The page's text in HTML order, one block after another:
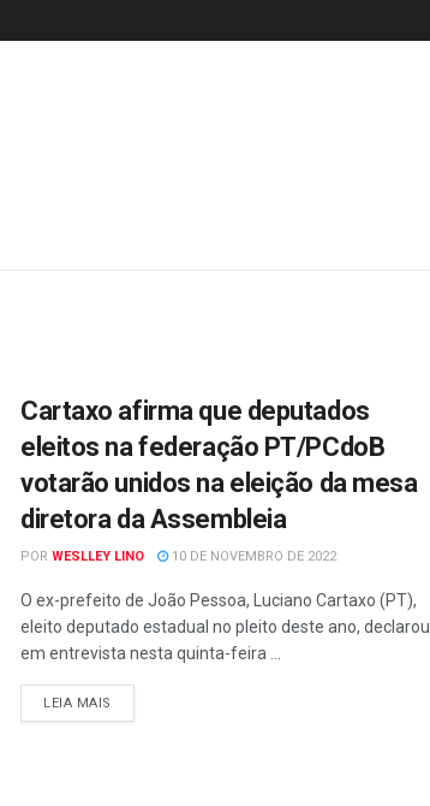
Cartaxo afirma que deputados
eleitos na federação PT/PCdoB
votarão unidos na eleição da mesa
diretora da Assembleia
POR WESLLEY LINO 10 DE NOVEMBRO DE 2022
O ex-prefeito de João Pessoa, Luciano Cartaxo (PT),
eleito deputado estadual no pleito deste ano, declarou
em entrevista nesta quinta-feira ...
LEIA MAIS